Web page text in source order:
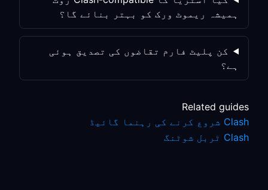
ہمیشہ ریموٹ ورک کو بہتر بنائے گا؟
کن پلیٹ فارم تقاضوں کی تصدیق ہوئی
ہے؟
Related guides
Clash شروع کرنے کی رہنما گائیڈ
Clash ٹربل شوٹنگ